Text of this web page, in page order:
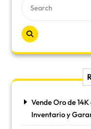
Vende Oro de
Inventario y